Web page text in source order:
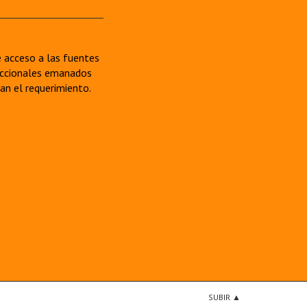
acceso a las fuentes
emanados
el requerimiento.
SUBIR ▲